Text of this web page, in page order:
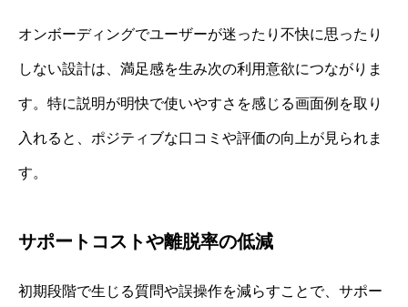
オンボーディングでユーザーが迷ったり不快に思ったり
しない設計は、満足感を生み次の利用意欲につながりま
す。特に説明が明快で使いやすさを感じる画面例を取り
入れると、ポジティブな口コミや評価の向上が見られま
す。
サポートコストや離脱率の低減
初期段階で生じる質問や誤操作を減らすことで、サポー